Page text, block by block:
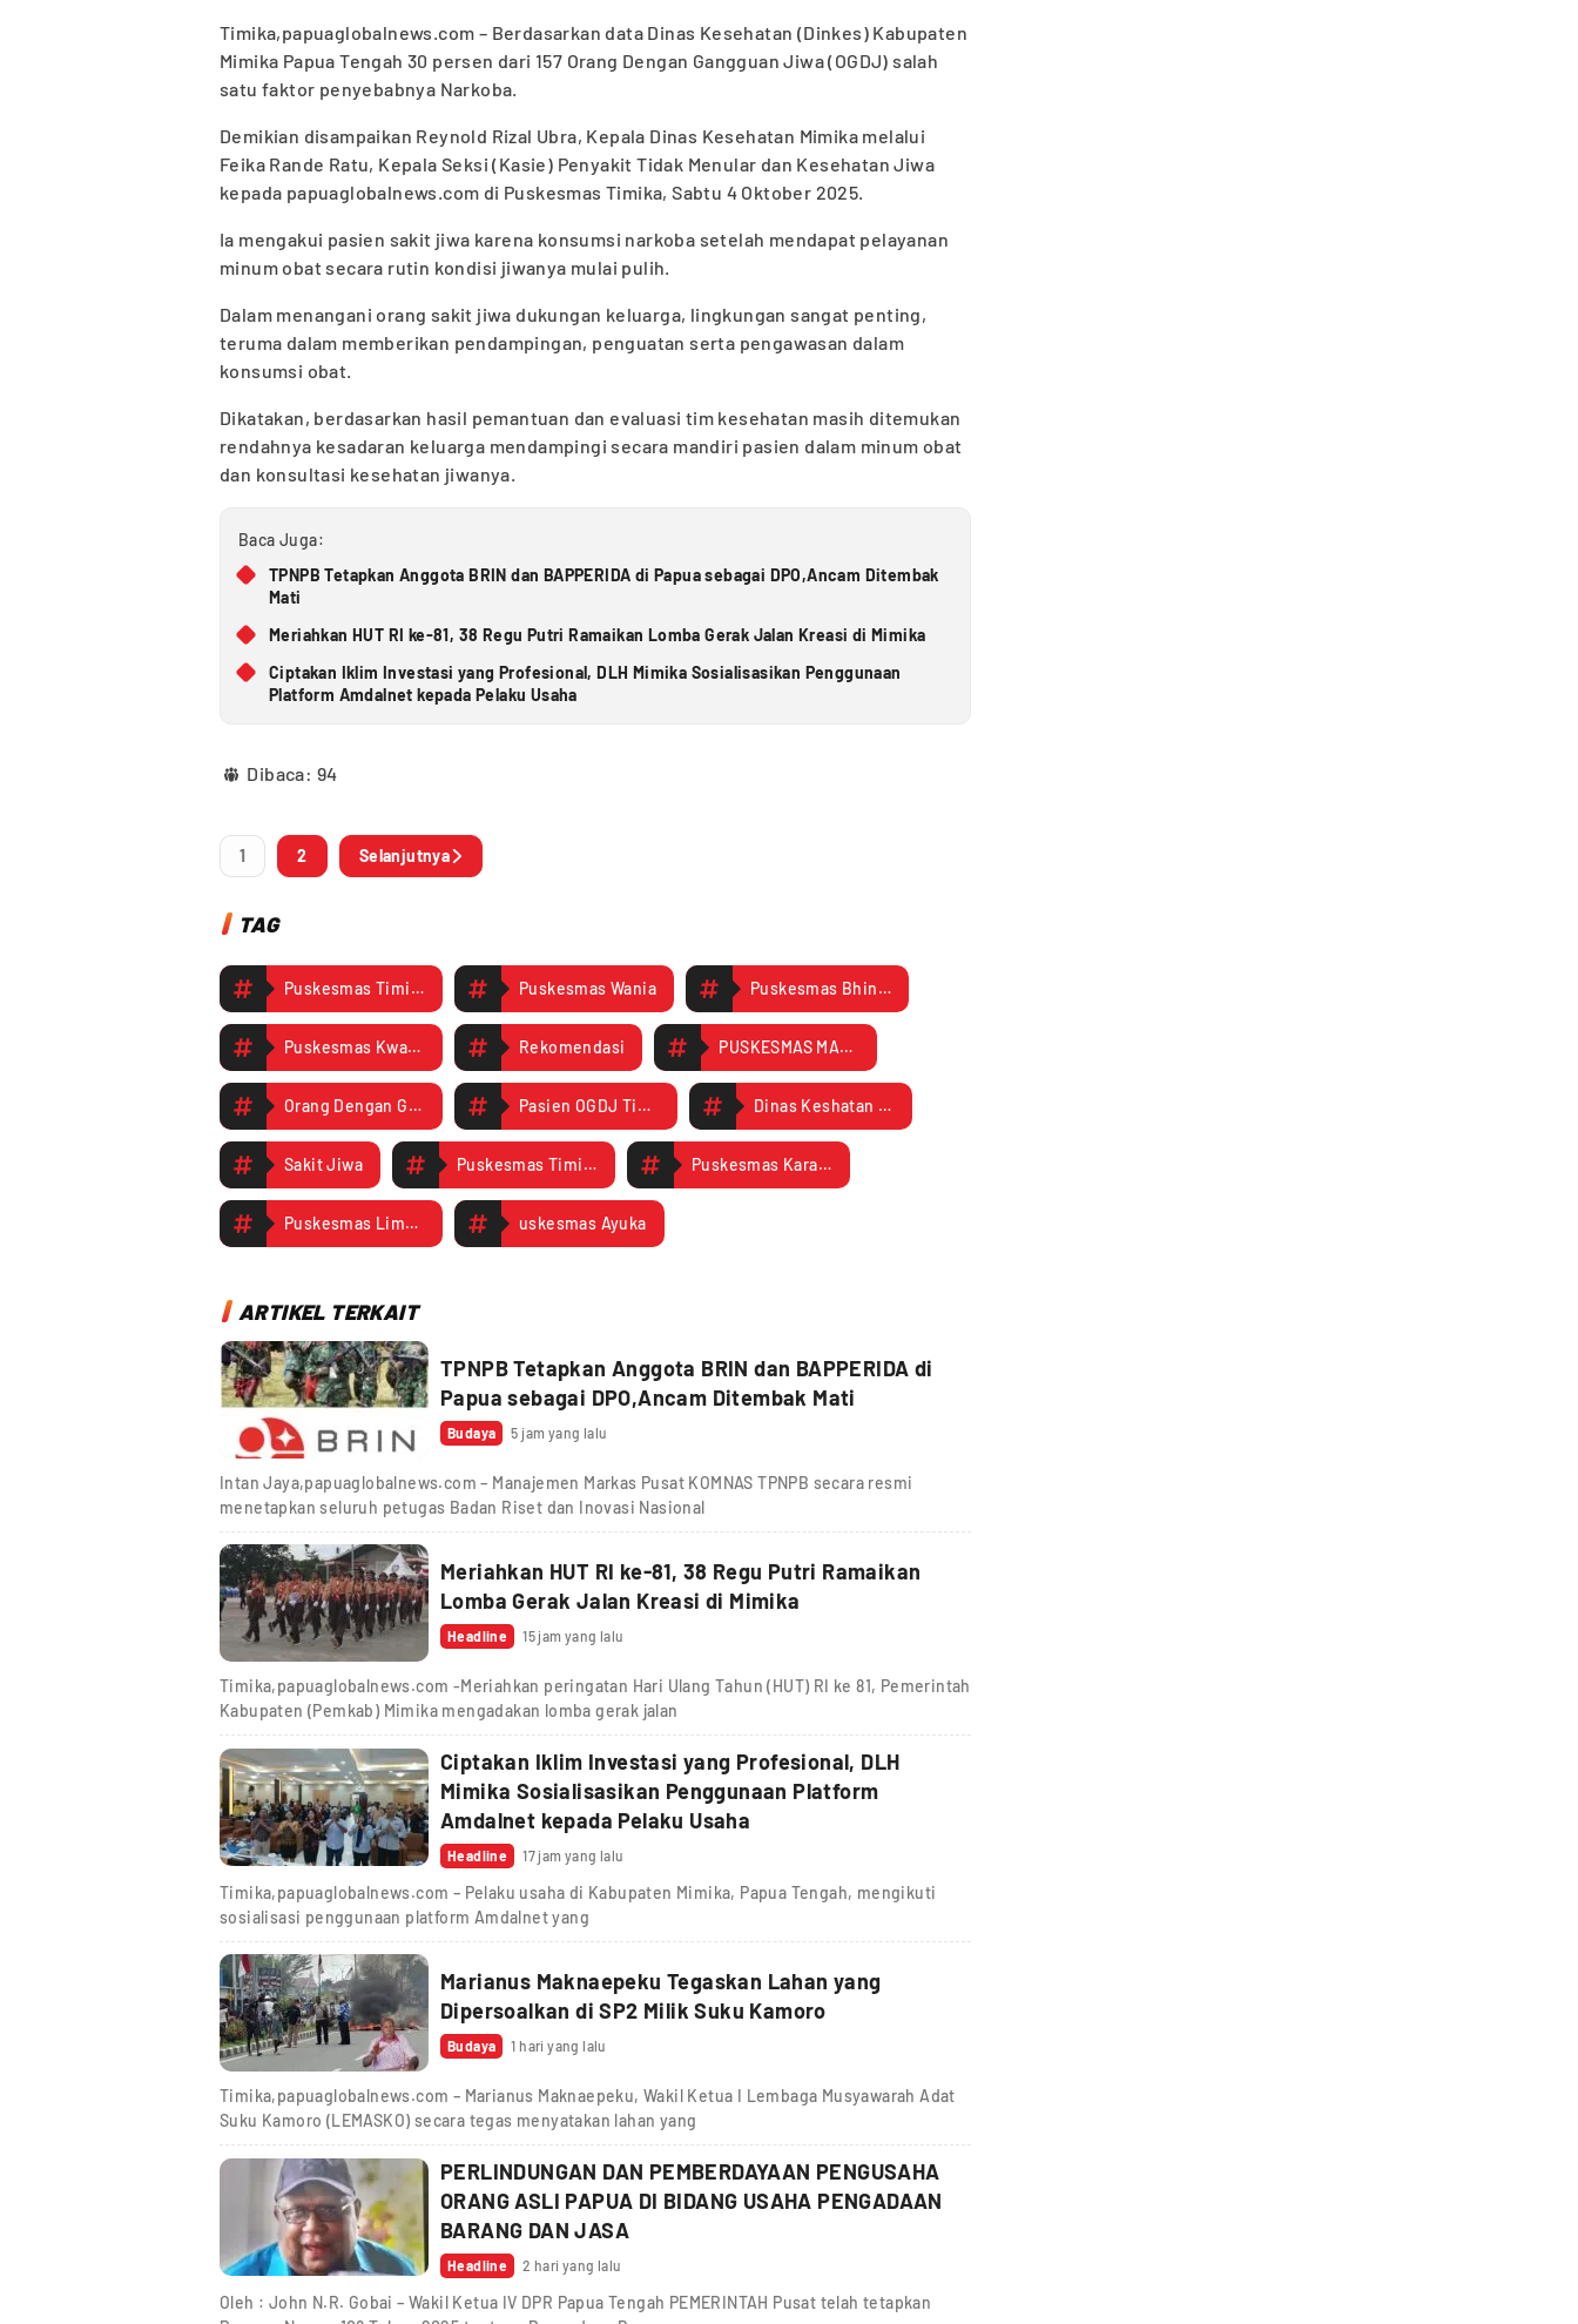
Timika,papuaglobalnews.com – Berdasarkan data Dinas Kesehatan (Dinkes) Kabupaten
Mimika Papua Tengah 30 persen dari 157 Orang Dengan Gangguan Jiwa (OGDJ) salah
satu faktor penyebabnya Narkoba.
Demikian disampaikan Reynold Rizal Ubra, Kepala Dinas Kesehatan Mimika melalui
Feika Rande Ratu, Kepala Seksi (Kasie) Penyakit Tidak Menular dan Kesehatan Jiwa
kepada papuaglobalnews.com di Puskesmas Timika, Sabtu 4 Oktober 2025.
Ia mengakui pasien sakit jiwa karena konsumsi narkoba setelah mendapat pelayanan
minum obat secara rutin kondisi jiwanya mulai pulih.
Dalam menangani orang sakit jiwa dukungan keluarga, lingkungan sangat penting,
teruma dalam memberikan pendampingan, penguatan serta pengawasan dalam
konsumsi obat.
Dikatakan, berdasarkan hasil pemantuan dan evaluasi tim kesehatan masih ditemukan
rendahnya kesadaran keluarga mendampingi secara mandiri pasien dalam minum obat
dan konsultasi kesehatan jiwanya.
Baca Juga:
TPNPB Tetapkan Anggota BRIN dan BAPPERIDA di Papua sebagai DPO,Ancam Ditembak
Mati
Meriahkan HUT RI ke-81, 38 Regu Putri Ramaikan Lomba Gerak Jalan Kreasi di Mimika
Ciptakan Iklim Investasi yang Profesional, DLH Mimika Sosialisasikan Penggunaan
Platform Amdalnet kepada Pelaku Usaha
Dibaca: 94
1 2 Selanjutnya
TAG
Puskesmas Timika Puskesmas Wania Puskesmas Bhintuka
Puskesmas Kwamki Narama Rekomendasi PUSKESMAS MAPURUJAYA
Orang Dengan Gangguan Jiwa Pasien OGDJ Timika disebabkan narkkoba Dinas Keshatan Mimika
Sakit Jiwa Puskesmas Timika Jaya SP2 Puskesmas Karang Senang
Puskesmas Limau Asri uskesmas Ayuka
ARTIKEL TERKAIT
TPNPB Tetapkan Anggota BRIN dan BAPPERIDA di
Papua sebagai DPO,Ancam Ditembak Mati
Budaya 5 jam yang lalu
Intan Jaya,papuaglobalnews.com – Manajemen Markas Pusat KOMNAS TPNPB secara resmi
menetapkan seluruh petugas Badan Riset dan Inovasi Nasional
Meriahkan HUT RI ke-81, 38 Regu Putri Ramaikan
Lomba Gerak Jalan Kreasi di Mimika
Headline 15 jam yang lalu
Timika,papuaglobalnews.com -Meriahkan peringatan Hari Ulang Tahun (HUT) RI ke 81, Pemerintah
Kabupaten (Pemkab) Mimika mengadakan lomba gerak jalan
Ciptakan Iklim Investasi yang Profesional, DLH
Mimika Sosialisasikan Penggunaan Platform
Amdalnet kepada Pelaku Usaha
Headline 17 jam yang lalu
Timika,papuaglobalnews.com – Pelaku usaha di Kabupaten Mimika, Papua Tengah, mengikuti
sosialisasi penggunaan platform Amdalnet yang
Marianus Maknaepeku Tegaskan Lahan yang
Dipersoalkan di SP2 Milik Suku Kamoro
Budaya 1 hari yang lalu
Timika,papuaglobalnews.com – Marianus Maknaepeku, Wakil Ketua I Lembaga Musyawarah Adat
Suku Kamoro (LEMASKO) secara tegas menyatakan lahan yang
PERLINDUNGAN DAN PEMBERDAYAAN PENGUSAHA
ORANG ASLI PAPUA DI BIDANG USAHA PENGADAAN
BARANG DAN JASA
Headline 2 hari yang lalu
Oleh : John N.R. Gobai – Wakil Ketua IV DPR Papua Tengah PEMERINTAH Pusat telah tetapkan